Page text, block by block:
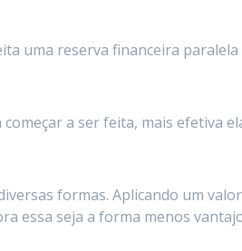
uma reserva financeira
a ser feita, mais efetiva
formas. Aplicando um
essa seja a forma menos